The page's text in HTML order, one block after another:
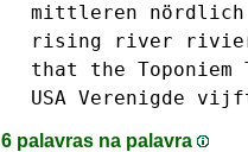
mittleren
nördlich
rising
river
that
the Toponiem
USA Verenigde
6 palavras na palavra